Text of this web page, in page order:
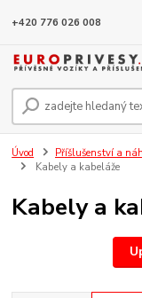
+420 776 026 008
Úvod Příšlušenství a
Kabely a kabeláže
Kabely a